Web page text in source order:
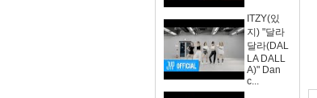
ITZY(있
지) "달라
달라(DAL
LA DALL
A)" Dan
c...